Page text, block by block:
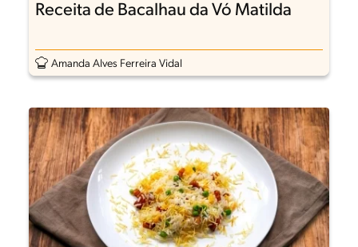
Receita de Bacalhau da Vó Matilda
Amanda Alves Ferreira Vidal